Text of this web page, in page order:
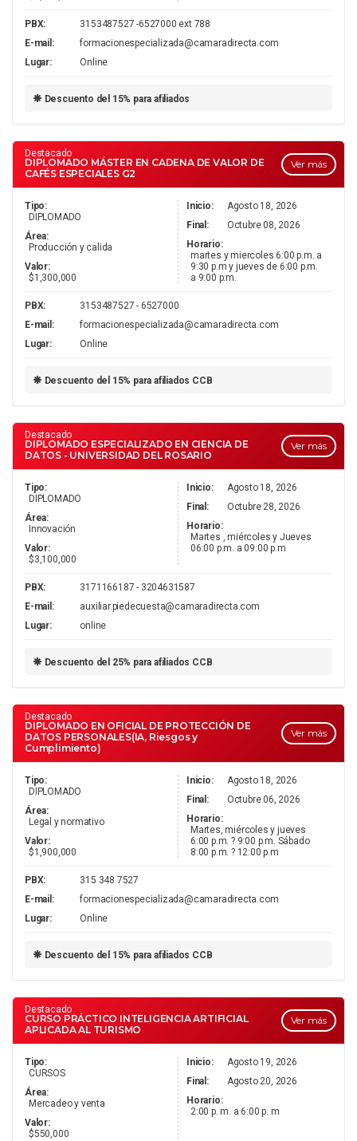
PBX:
3153487527 -6527000 ext 788
E-mail:
formacionespecializada@camaradirecta.com
Lugar:
Online
Descuento del 15% para afiliados
Ver más
Destacado
DIPLOMADO MÁSTER EN CADENA DE VALOR DE
CAFÉS ESPECIALES G2
Tipo:
DIPLOMADO
Área:
Producción y calida
Valor:
$1,300,000
Inicio:
Agosto 18, 2026
Final:
Octubre 08, 2026
Horario:
martes y miercoles 6:00 p.m. a
9:30 p.m y jueves de 6:00 p.m.
a 9:00 p.m.
PBX:
3153487527 - 6527000
E-mail:
formacionespecializada@camaradirecta.com
Lugar:
Online
Descuento del 15% para afiliados CCB
Ver más
Destacado
DIPLOMADO ESPECIALIZADO EN CIENCIA DE
DATOS - UNIVERSIDAD DEL ROSARIO
Tipo:
DIPLOMADO
Área:
Innovación
Valor:
$3,100,000
Inicio:
Agosto 18, 2026
Final:
Octubre 28, 2026
Horario:
Martes , miércoles y Jueves
06:00 p.m. a 09:00 p.m
PBX:
3171166187 - 3204631587
E-mail:
auxiliar.piedecuesta@camaradirecta.com
Lugar:
online
Descuento del 25% para afiliados CCB
Ver más
Destacado
DIPLOMADO EN OFICIAL DE PROTECCIÓN DE
DATOS PERSONALES(IA, Riesgos y
Cumplimiento)
Tipo:
DIPLOMADO
Área:
Legal y normativo
Valor:
$1,900,000
Inicio:
Agosto 18, 2026
Final:
Octubre 06, 2026
Horario:
Martes, miércoles y jueves
6:00 p.m. ? 9:00 p.m. Sábado
8:00 p.m. ? 12:00 p.m
PBX:
315 348 7527
E-mail:
formacionespecializada@camaradirecta.com
Lugar:
Online
Descuento del 15% para afiliados CCB
Ver más
Destacado
CURSO PRÁCTICO INTELIGENCIA ARTIFICIAL
APLICADA AL TURISMO
Tipo:
CURSOS
Área:
Mercadeo y venta
Valor:
$550,000
Inicio:
Agosto 19, 2026
Final:
Agosto 20, 2026
Horario:
2:00 p. m. a 6:00 p. m